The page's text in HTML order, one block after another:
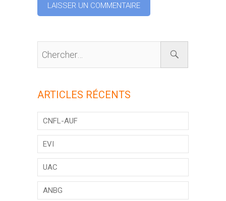
ARTICLES RÉCENTS
CNFL-AUF
EVI
UAC
ANBG